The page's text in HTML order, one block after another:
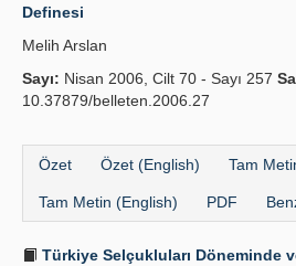
Definesi
Melih Arslan
Sayı: Nisan 2006, Cilt 70 - Sayı 257
10.37879/belleten.2006.27
Özet Özet (English) Tam
Tam Metin (English) PDF
Türkiye Selçukluları Döneminde